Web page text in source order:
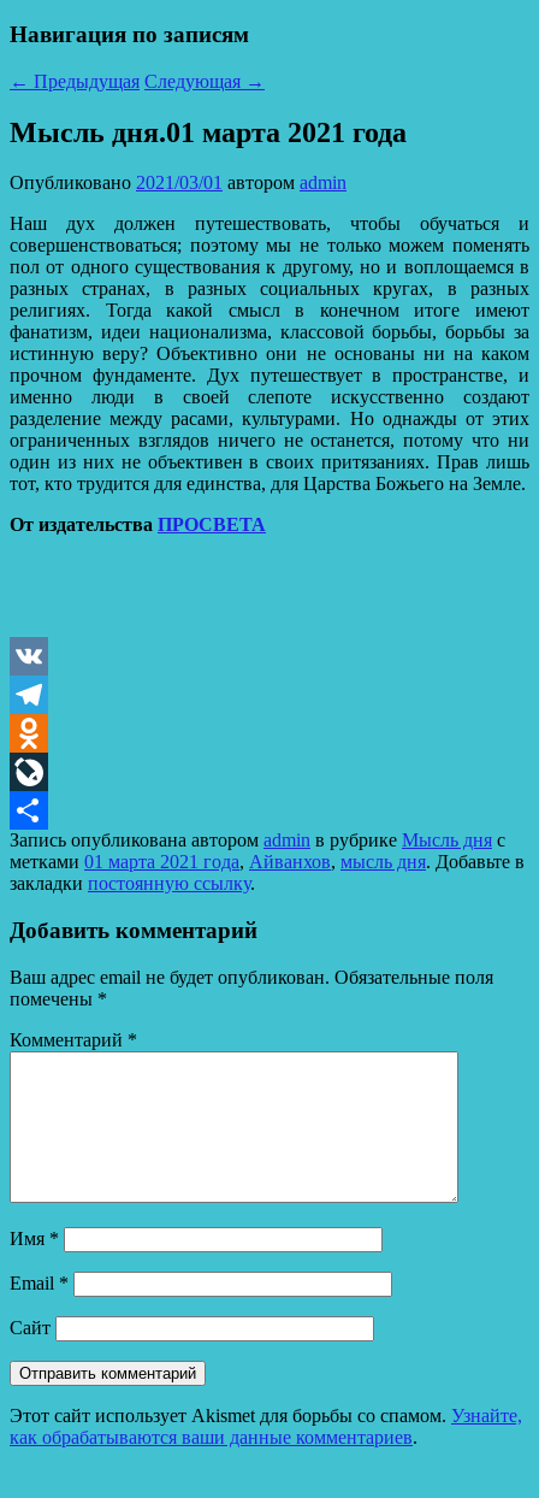
Навигация по записям
← Предыдущая Следующая →
Мысль дня.01 марта 2021 года
Опубликовано 2021/03/01 автором admin
Наш дух должен путешествовать, чтобы обучаться и
совершенствоваться; поэтому мы не только можем поменять
пол от одного существования к другому, но и воплощаемся в
разных странах, в разных социальных кругах, в разных
религиях. Тогда какой смысл в конечном итоге имеют
фанатизм, идеи национализма, классовой борьбы, борьбы за
истинную веру? Объективно они не основаны ни на каком
прочном фундаменте. Дух путешествует в пространстве, и
именно люди в своей слепоте искусственно создают
разделение между расами, культурами. Но однажды от этих
ограниченных взглядов ничего не останется, потому что ни
один из них не объективен в своих притязаниях. Прав лишь
тот, кто трудится для единства, для Царства Божьего на Земле.
От издательства ПРОСВЕТА
VK
Telegram
Odnoklassniki
LiveJournal
Отправить
Запись опубликована автором admin в рубрике Мысль дня с
метками 01 марта 2021 года, Айванхов, мысль дня. Добавьте в
закладки постоянную ссылку.
Добавить комментарий
Ваш адрес email не будет опубликован. Обязательные поля
помечены *
Комментарий *
Имя *
Email *
Сайт
Этот сайт использует Akismet для борьбы со спамом. Узнайте,
как обрабатываются ваши данные комментариев.